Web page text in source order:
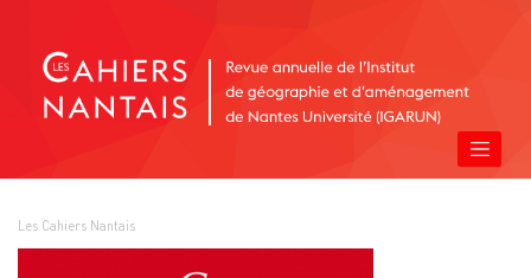
Les Cahiers Nantais